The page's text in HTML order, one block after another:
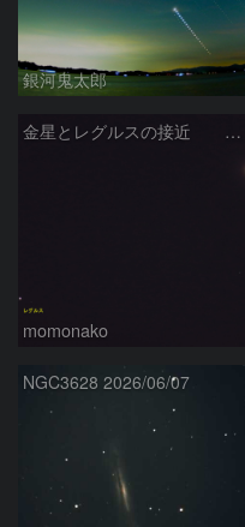
銀河鬼太郎
金星とレグルスの接近 260709
momonako
NGC3628 2026/06/07